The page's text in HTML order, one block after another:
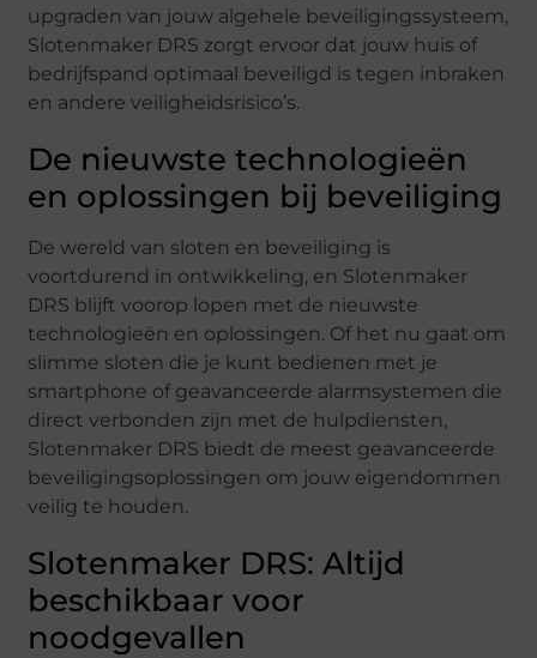
upgraden van jouw algehele beveiligingssysteem,
Slotenmaker DRS zorgt ervoor dat jouw huis of
bedrijfspand optimaal beveiligd is tegen inbraken
en andere veiligheidsrisico’s.
De nieuwste technologieën
en oplossingen bij beveiliging
De wereld van sloten en beveiliging is
voortdurend in ontwikkeling, en Slotenmaker
DRS blijft voorop lopen met de nieuwste
technologieën en oplossingen. Of het nu gaat om
slimme sloten die je kunt bedienen met je
smartphone of geavanceerde alarmsystemen die
direct verbonden zijn met de hulpdiensten,
Slotenmaker DRS biedt de meest geavanceerde
beveiligingsoplossingen om jouw eigendommen
veilig te houden.
Slotenmaker DRS: Altijd
beschikbaar voor
noodgevallen